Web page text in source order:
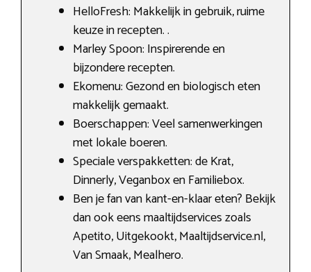
HelloFresh: Makkelijk in gebruik, ruime
keuze in recepten. .
Marley Spoon: Inspirerende en
bijzondere recepten.
Ekomenu: Gezond en biologisch eten
makkelijk gemaakt.
Boerschappen: Veel samenwerkingen
met lokale boeren.
Speciale verspakketten: de Krat,
Dinnerly, Veganbox en Familiebox.
Ben je fan van kant-en-klaar eten? Bekijk
dan ook eens maaltijdservices zoals
Apetito, Uitgekookt, Maaltijdservice.nl,
Van Smaak, Mealhero.